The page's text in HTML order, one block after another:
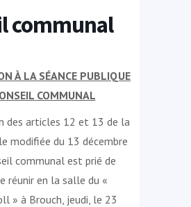
communal
À LA SÉANCE PUBLIQUE
COMMUNAL
des articles 12 et 13 de la
modifiée du 13 décembre
communal est prié de
réunir en la salle du «
» à Brouch, jeudi, le 23